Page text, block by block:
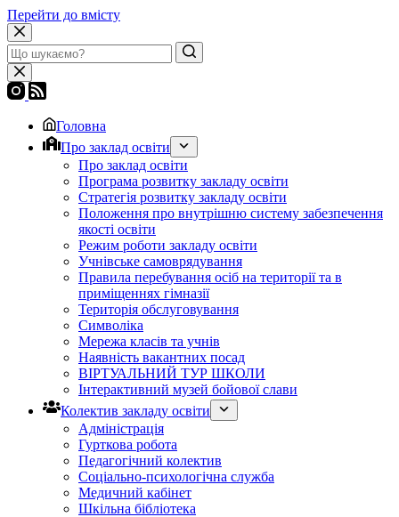
Перейти до вмісту
Головна
Про заклад освіти
Про заклад освіти
Програма розвитку закладу освіти
Стратегія розвитку закладу освіти
Положення про внутрішню систему забезпечення
якості освіти
Режим роботи закладу освіти
Учнівське самоврядування
Правила перебування осіб на території та в
приміщеннях гімназії
Територія обслуговування
Символіка
Мережа класів та учнів
Наявність вакантних посад
ВІРТУАЛЬНИЙ ТУР ШКОЛИ
Інтерактивний музей бойової слави
Колектив закладу освіти
Адміністрація
Гурткова робота
Педагогічний колектив
Соціально-психологічна служба
Медичний кабінет
Шкільна бібліотека